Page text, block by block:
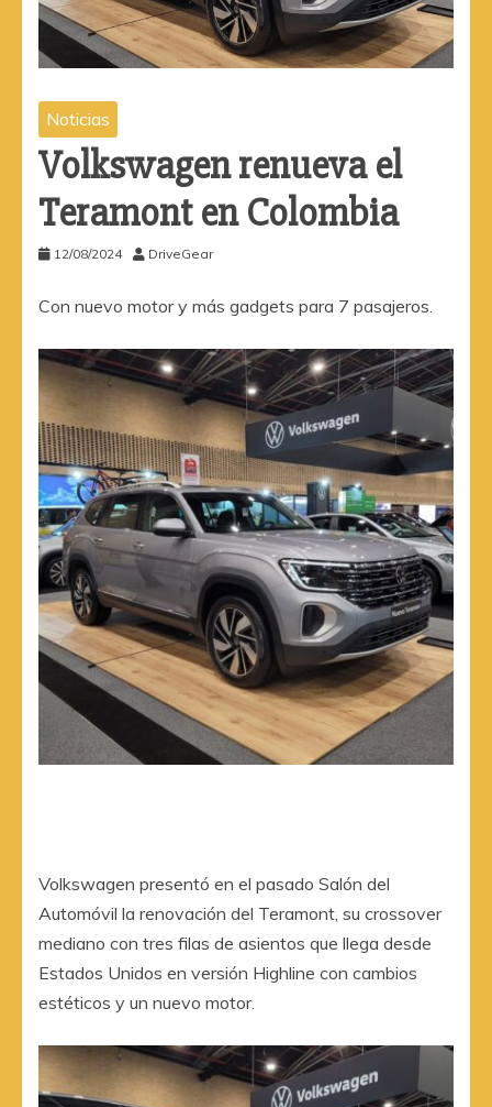
Noticias
Volkswagen renueva el
Teramont en Colombia
12/08/2024 DriveGear
Con nuevo motor y más gadgets para 7 pasajeros.
Volkswagen presentó en el pasado Salón del
Automóvil la renovación del Teramont, su crossover
mediano con tres filas de asientos que llega desde
Estados Unidos en versión Highline con cambios
estéticos y un nuevo motor.